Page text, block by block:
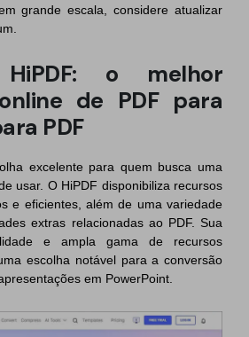
grande escala, considere atualizar
o melhor
de PDF para
PDF
excelente para quem busca uma
usar. O HiPDF disponibiliza recursos
e eficientes, além de uma variedade
extras relacionadas ao PDF. Sua
e ampla gama de recursos
escolha notável para a conversão
em PowerPoint.